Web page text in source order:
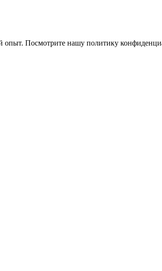
Посмотрите нашу политику